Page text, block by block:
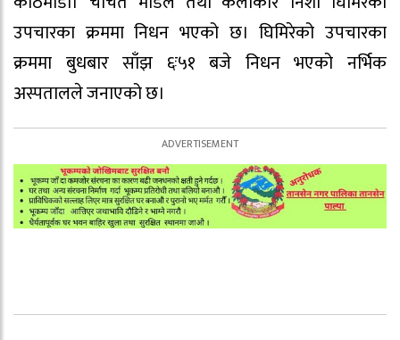
उपचारका क्रममा निधन भएको छ। घिमिरेको उपचारका
क्रममा बुधबार साँझ ६ः५१ बजे निधन भएको नर्भिक
अस्पतालले जनाएको छ।